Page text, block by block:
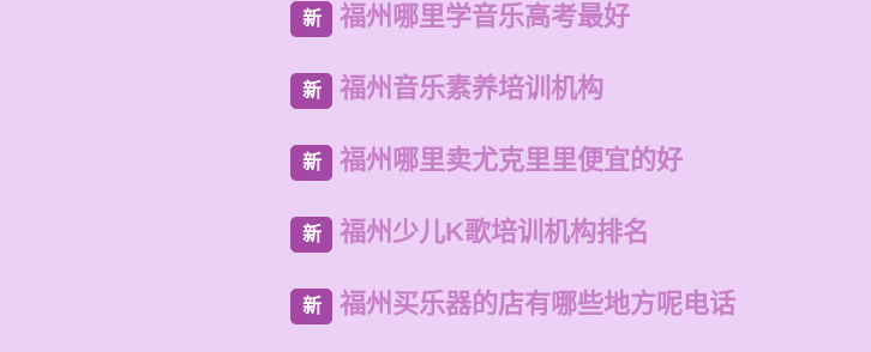
新 福州哪里学音乐高考最好
新 福州音乐素养培训机构
新 福州哪里卖尤克里里便宜的好
新 福州少儿K歌培训机构排名
新 福州买乐器的店有哪些地方呢电话